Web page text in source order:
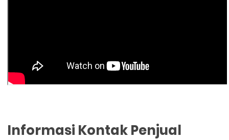
Informasi Kontak Penjual